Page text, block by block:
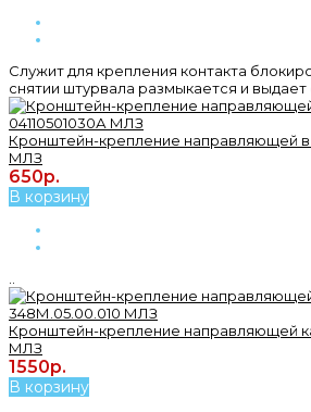
Служит для крепления контакта
снятии штурвала размыкается и выдает
Кронштейн-крепление направляющей в
МЛЗ
650р.
В корзину
Кронштейн-крепление направляющей
МЛЗ
1550р.
В корзину